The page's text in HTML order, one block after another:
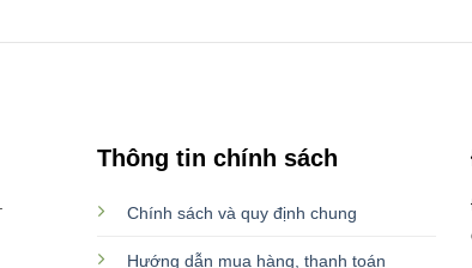
Thông tin chính sách
Chính sách và quy định chung
Hướng dẫn mua hàng, thanh toán